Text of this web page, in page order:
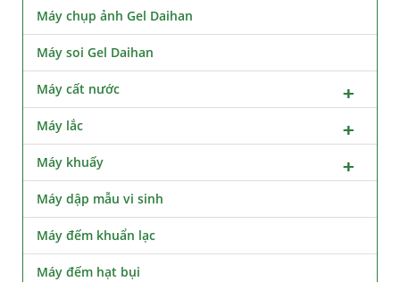
Máy chụp ảnh Gel Daihan
Máy soi Gel Daihan
Máy cất nước
Máy lắc
Máy khuấy
Máy dập mẫu vi sinh
Máy đếm khuẩn lạc
Máy đếm hạt bụi